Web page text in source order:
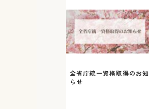
全省庁統一資格取得のお知
らせ